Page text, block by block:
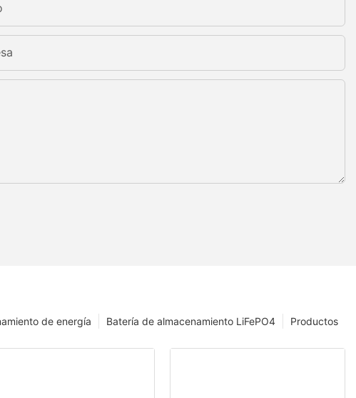
Productos
Batería de almacenamiento LiFePO4
de energía